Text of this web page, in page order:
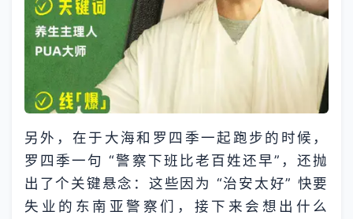
另外，在于大海和罗四季一起跑步的时候，
罗四季一句 “警察下班比老百姓还早”，还抛
出了个关键悬念：这些因为 “治安太好” 快要
失业的东南亚警察们，接下来会想出什么